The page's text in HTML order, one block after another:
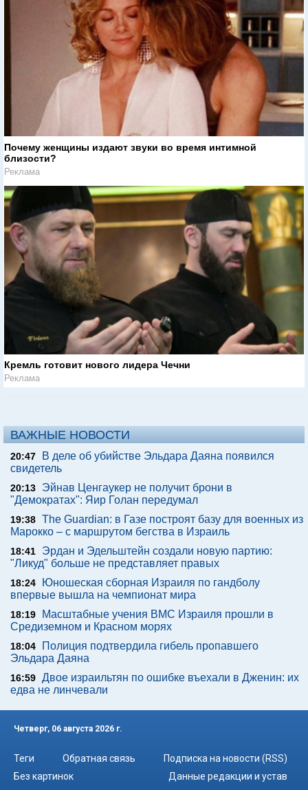
Почему женщины издают звуки во время интимной
близости?
Реклама
Кремль готовит нового лидера Чечни
Реклама
ВАЖНЫЕ НОВОСТИ
20:47
В деле об убийстве Эльдара Даяна появился
свидетель
20:13
Эйнав Ценгаукер не получит брони в
"Демократах": Яир Голан передумал
19:38 The Guardian: в Газе построят базу для военных из
Марокко – с маршрутом бегства в Израиль
18:41
Эрдан и Эдельштейн создали новую партию:
"Ликуд" больше не представляет правых
18:24
Юношеская сборная Израиля по гандболу
впервые вышла на чемпионат мира
18:19
Масштабные учения ВМС Израиля прошли в
Средиземном и Красном морях
18:04
Полиция подтвердила гибель пропавшего
Эльдара Даяна
16:59 Двое израильтян по ошибке въехали в Дженин: их
едва не линчевали
Четверг, 06 августа 2026 г.
Теги Обратная связь
Подписка на новости (RSS)
Без картинок
Данные редакции и устав